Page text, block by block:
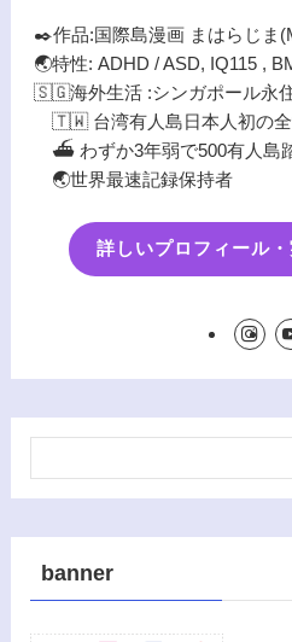
✒️作品:国際島漫画 まはらじま
🌏特性: ADHD / ASD, IQ115 ,
🇸🇬海外生活 :シンガポール永
🇹🇼 台湾有人島日本人初の全
⛴️ わずか3年弱で500有人島
🌏世界最速記録保持者
詳しいプロフィール
banner